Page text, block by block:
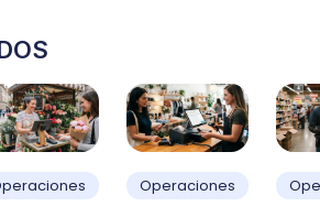
Operaciones